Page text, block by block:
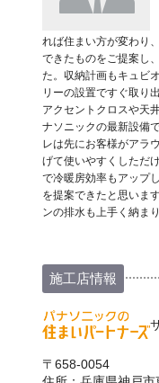
れば住まい方が変わり
できたものをご提案し
た。収納計画もキュビ
リーの設置ですぐ取り
アクセントクロスや天
ナソニックの最新設備
レは先にお客様がアラ
げて使いやすくしただ
で冷暖房効率もアップ
を提案できたと思いま
ンの排水も上手く納まり
施工店情報
〒658-0054